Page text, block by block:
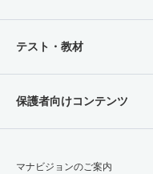
テスト・教材
保護者向けコンテンツ
マナビジョンのご案内